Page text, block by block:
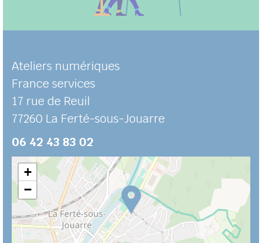
Ateliers numériques
France services
17 rue de Reuil
77260 La Ferté-sous-Jouarre
06 42 43 83 02
+
−